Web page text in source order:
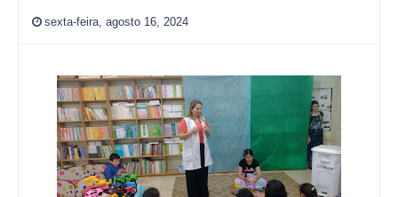
sexta-feira, agosto 16, 2024